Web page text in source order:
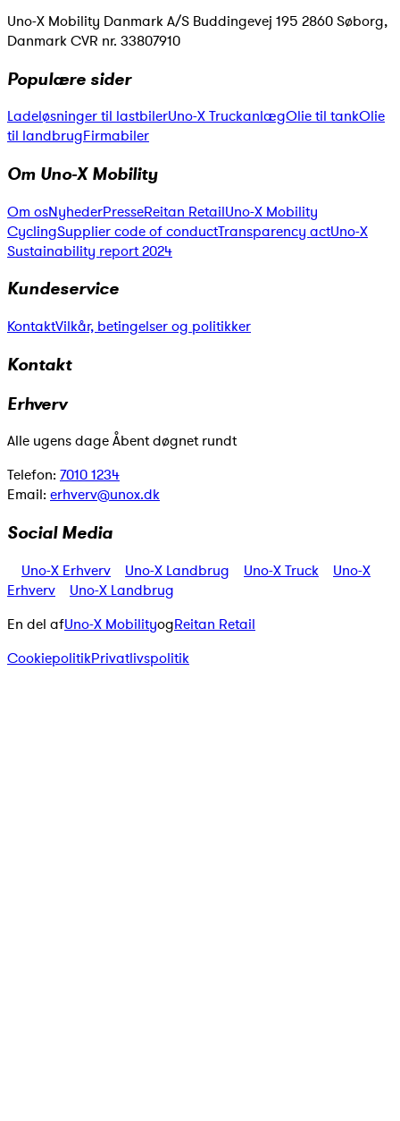
Uno-X Mobility Danmark A/S Buddingevej 195 2860 Søborg,
Danmark CVR nr. 33807910
Populære sider
Ladeløsninger til lastbilerUno-X TruckanlægOlie til tankOlie
til landbrugFirmabiler
Om Uno-X Mobility
Om osNyhederPresseReitan RetailUno-X Mobility
CyclingSupplier code of conductTransparency actUno-X
Sustainability report 2024
Kundeservice
KontaktVilkår, betingelser og politikker
Kontakt
Erhverv
Alle ugens dage Åbent døgnet rundt
Telefon: 7010 1234
Email: erhverv@unox.dk
Social Media
Uno-X Erhverv Uno-X Landbrug Uno-X Truck
Uno-X
Erhverv
Uno-X Landbrug
En del afUno-X MobilityogReitan Retail
CookiepolitikPrivatlivspolitik